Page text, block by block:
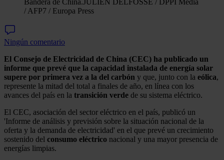
/ AFP7 / Europa Press
Ningún comentario
El Consejo de Electricidad de China (CEC) ha publicado un
informe que prevé que la capacidad instalada de energía solar
supere por primera vez a la del carbón y que, junto con la eólica,
represente la mitad del total a finales de año, en línea con los
avances del país en la transición verde de su sistema eléctrico.
El CEC, asociación del sector eléctrico en el país, publicó un
'Informe de análisis y previsión sobre la situación nacional de la
oferta y la demanda de electricidad' en el que prevé un crecimiento
sostenido del consumo eléctrico nacional y una mayor presencia de
energías limpias.